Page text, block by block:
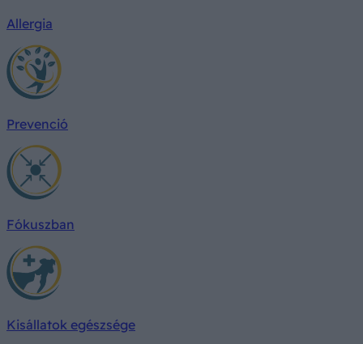
Allergia
Prevenció
Fókuszban
Kisállatok egészsége